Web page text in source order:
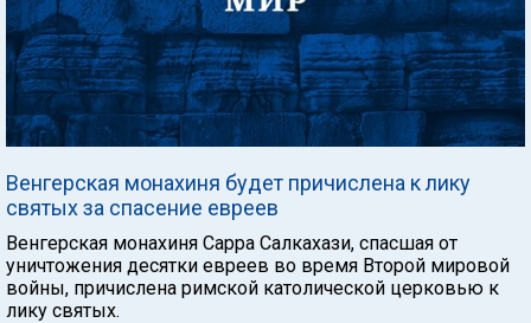
Венгерская монахиня будет причислена к лику
святых за спасение евреев
Венгерская монахиня Сарра Салкахази, спасшая от
уничтожения десятки евреев во время Второй мировой
войны, причислена римской католической церковью к
лику святых.